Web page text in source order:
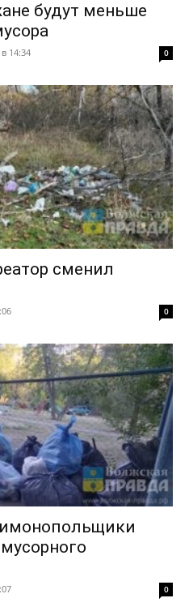
будут меньше
14:34 0
сменил
0
0